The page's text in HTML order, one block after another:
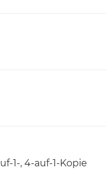
1-, 4-auf-1-Kopie